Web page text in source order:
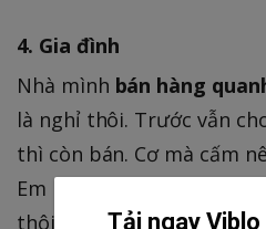
4. Gia đình
Nhà mình bán hàng
là nghỉ thôi. Trước vẫn
thì còn bán. Cơ mà cấm
Em mình thì học online
thôi, lúc nào cần đi chợ
Tải ngay